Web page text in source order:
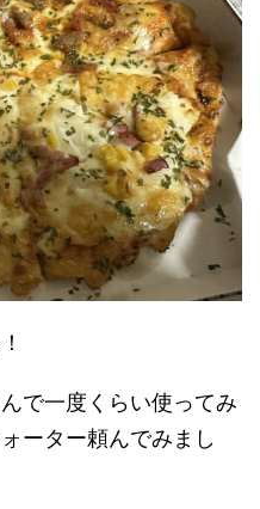
で一度くらい使ってみ
ーター頼んでみまし